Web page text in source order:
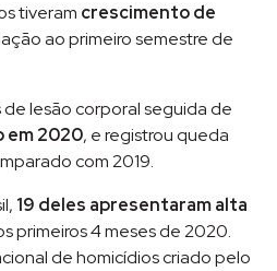
tiveram crescimento de
ao primeiro semestre de
lesão corporal seguida de
em 2020, e registrou queda
com 2019.
19 deles apresentaram alta
primeiros 4 meses de 2020.
de homicídios criado pelo